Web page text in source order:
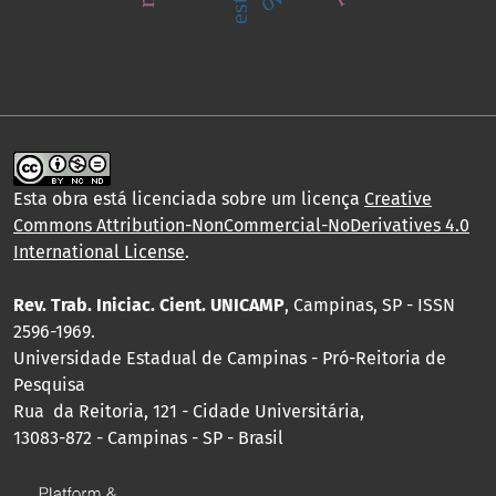
Esta obra está licenciada sobre um licença Creative
Commons Attribution-NonCommercial-NoDerivatives 4.0
International License.
Rev. Trab. Iniciac. Cient. UNICAMP, Campinas, SP - ISSN
2596-1969.
Universidade Estadual de Campinas - Pró-Reitoria de
Pesquisa
Rua da Reitoria, 121 - Cidade Universitária,
13083-872 - Campinas - SP - Brasil